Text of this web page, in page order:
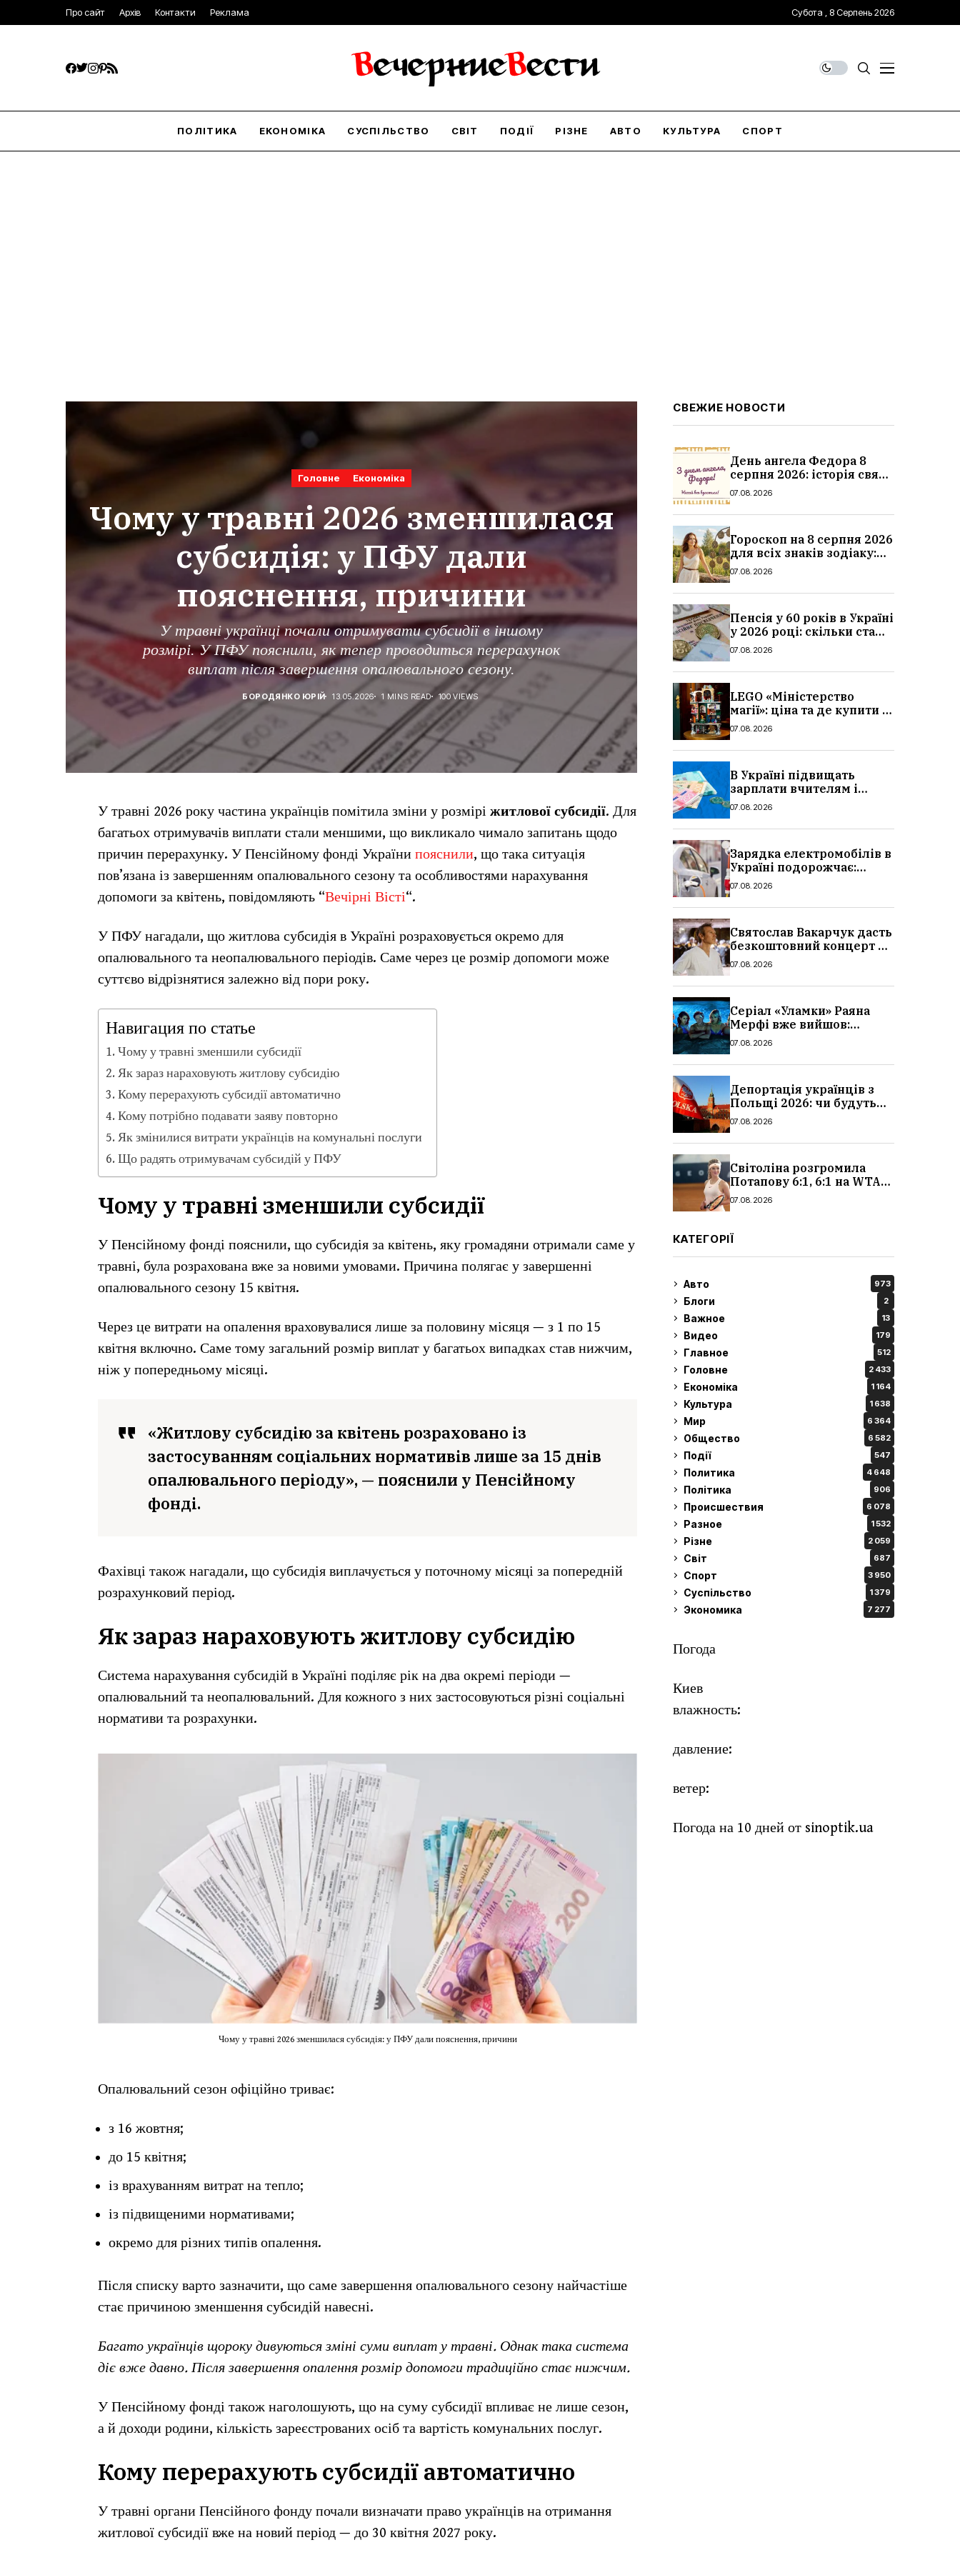
Про сайт Архів Контакти Реклама Субота , 8 Серпень 2026
ПОЛІТИКА ЕКОНОМІКА СУСПІЛЬСТВО СВІТ ПОДІЇ РІЗНЕ АВТО КУЛЬТУРА СПОРТ
Головне Економіка
Чому у травні 2026 зменшилася
субсидія: у ПФУ дали
пояснення, причини
У травні українці почали отримувати субсидії в іншому
розмірі. У ПФУ пояснили, як тепер проводиться перерахунок
виплат після завершення опалювального сезону.
БОРОДЯНКО ЮРІЙ 13.05.2026 1 MINS READ 100 VIEWS
У травні 2026 року частина українців помітила зміни у розмірі житлової субсидії. Для
багатьох отримувачів виплати стали меншими, що викликало чимало запитань щодо
причин перерахунку. У Пенсійному фонді України пояснили, що така ситуація
пов’язана із завершенням опалювального сезону та особливостями нарахування
допомоги за квітень, повідомляють “Вечірні Вісті“.
У ПФУ нагадали, що житлова субсидія в Україні розраховується окремо для
опалювального та неопалювального періодів. Саме через це розмір допомоги може
суттєво відрізнятися залежно від пори року.
Навигация по статье
Чому у травні зменшили субсидії
Як зараз нараховують житлову субсидію
Кому перерахують субсидії автоматично
Кому потрібно подавати заяву повторно
Як змінилися витрати українців на комунальні послуги
Що радять отримувачам субсидій у ПФУ
Чому у травні зменшили субсидії
У Пенсійному фонді пояснили, що субсидія за квітень, яку громадяни отримали саме у
травні, була розрахована вже за новими умовами. Причина полягає у завершенні
опалювального сезону 15 квітня.
Через це витрати на опалення враховувалися лише за половину місяця — з 1 по 15
квітня включно. Саме тому загальний розмір виплат у багатьох випадках став нижчим,
ніж у попередньому місяці.
«Житлову субсидію за квітень розраховано із
застосуванням соціальних нормативів лише за 15 днів
опалювального періоду», — пояснили у Пенсійному
фонді.
Фахівці також нагадали, що субсидія виплачується у поточному місяці за попередній
розрахунковий період.
Як зараз нараховують житлову субсидію
Система нарахування субсидій в Україні поділяє рік на два окремі періоди —
опалювальний та неопалювальний. Для кожного з них застосовуються різні соціальні
нормативи та розрахунки.
Чому у травні 2026 зменшилася субсидія: у ПФУ дали пояснення, причини
Опалювальний сезон офіційно триває:
з 16 жовтня;
до 15 квітня;
із врахуванням витрат на тепло;
із підвищеними нормативами;
окремо для різних типів опалення.
Після списку варто зазначити, що саме завершення опалювального сезону найчастіше
стає причиною зменшення субсидій навесні.
Багато українців щороку дивуються зміні суми виплат у травні. Однак така система
діє вже давно. Після завершення опалення розмір допомоги традиційно стає нижчим.
У Пенсійному фонді також наголошують, що на суму субсидії впливає не лише сезон,
а й доходи родини, кількість зареєстрованих осіб та вартість комунальних послуг.
Кому перерахують субсидії автоматично
У травні органи Пенсійного фонду почали визначати право українців на отримання
житлової субсидії вже на новий період — до 30 квітня 2027 року.
СВЕЖИЕ НОВОСТИ
День ангела Федора 8
серпня 2026: історія свята,
значення імені,
прозі
07.08.2026
Гороскоп на 8 серпня 2026
для всіх знаків зодіаку:
кохання, гроші та справи
07.08.2026
Пенсія у 60 років в Україні
у 2026 році: скільки стажу
потрібно, умови, кому
07.08.2026
LEGO «Міністерство
магії»: ціна та де купити в
Україні
07.08.2026
В Україні підвищать
зарплати вчителям і
стипендії студентам з 1
суми, розмір
07.08.2026
Зарядка електромобілів в
Україні подорожчає:
причина і нові ціни з
07.08.2026
Святослав Вакарчук дасть
безкоштовний концерт у
Львові: дата і місце
07.08.2026
Серіал «Уламки» Раяна
Мерфі вже вийшов:
сюжет, актори та всі
07.08.2026
Депортація українців з
Польщі 2026: чи будуть
висилати українських
07.08.2026
Світоліна розгромила
Потапову 6:1, 6:1 на WTA
1000 у Торонто
07.08.2026
КАТЕГОРІЇ
Авто 973
Блоги 2
Важное 13
Видео 179
Главное 512
Головне 2 433
Економіка 1 164
Культура 1 638
Мир 6 364
Общество 6 582
Події 547
Политика 4 648
Політика 906
Происшествия 6 078
Разное 1 532
Різне 2 059
Світ 687
Спорт 3 950
Суспільство 1 379
Экономика 7 277
Погода
Киев
влажность:
давление:
ветер:
Погода на 10 дней от sinoptik.ua